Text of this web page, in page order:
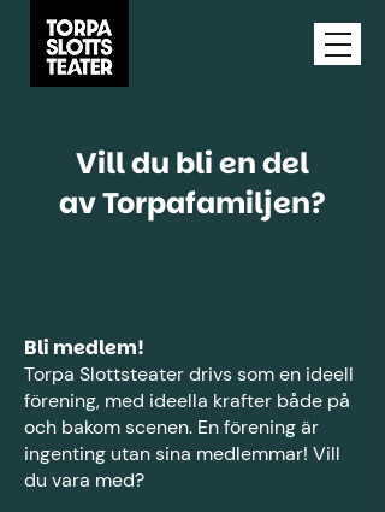
Vill du bli en del
av Torpafamiljen?
Bli medlem!
Torpa Slottsteater drivs som en ideell
förening, med ideella krafter både på
och bakom scenen. En förening är
ingenting utan sina medlemmar! Vill
du vara med?